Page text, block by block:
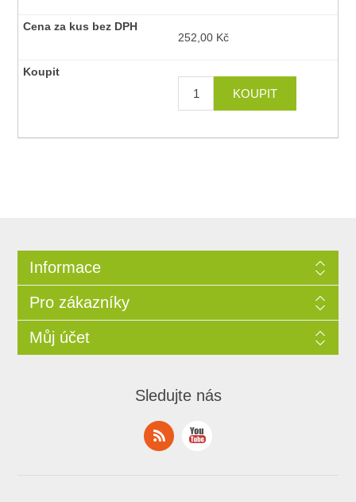
252,00 Kč
Informace
Pro zákazníky
Můj účet
Sledujte nás